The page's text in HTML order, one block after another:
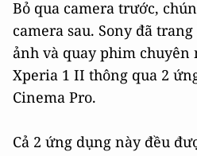
Bỏ qua camera trước,
camera sau. Sony đã
ảnh và quay phim chuyên
Xperia 1 II thông qua 2
Cinema Pro.
Cả 2 ứng dụng này đều